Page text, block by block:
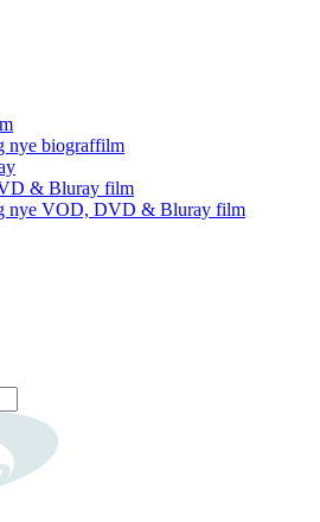
nye biograffilm
& Bluray film
nye VOD, DVD & Bluray film